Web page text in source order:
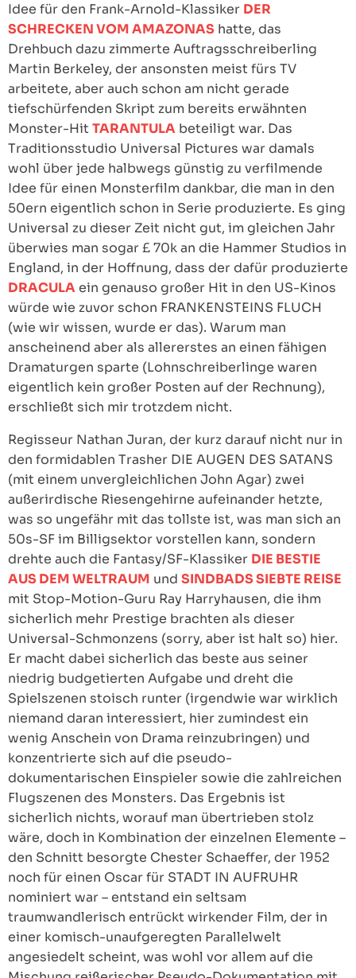
Idee für den Frank-Arnold-Klassiker DER
SCHRECKEN VOM AMAZONAS hatte, das
Drehbuch dazu zimmerte Auftragsschreiberling
Martin Berkeley, der ansonsten meist fürs TV
arbeitete, aber auch schon am nicht gerade
tiefschürfenden Skript zum bereits erwähnten
Monster-Hit TARANTULA beteiligt war. Das
Traditionsstudio Universal Pictures war damals
wohl über jede halbwegs günstig zu verfilmende
Idee für einen Monsterfilm dankbar, die man in den
50ern eigentlich schon in Serie produzierte. Es ging
Universal zu dieser Zeit nicht gut, im gleichen Jahr
überwies man sogar £ 70k an die Hammer Studios in
England, in der Hoffnung, dass der dafür produzierte
DRACULAein genauso großer Hit in den US-Kinos
würde wie zuvor schon FRANKENSTEINS FLUCH
(wie wir wissen, wurde er das). Warum man
anscheinend aber als allererstes an einen fähigen
Dramaturgen sparte (Lohnschreiberlinge waren
eigentlich kein großer Posten auf der Rechnung),
erschließt sich mir trotzdem nicht.
Regisseur Nathan Juran, der kurz darauf nicht nur in
den formidablen Trasher DIE AUGEN DES SATANS
(mit einem unvergleichlichen John Agar) zwei
außerirdische Riesengehirne aufeinander hetzte,
was so ungefähr mit das tollste ist, was man sich an
50s-SF im Billigsektor vorstellen kann, sondern
drehte auch die Fantasy/SF-Klassiker DIE BESTIE
AUS DEM WELTRAUM und SINDBADS SIEBTE REISE
mit Stop-Motion-Guru Ray Harryhausen, die ihm
sicherlich mehr Prestige brachten als dieser
Universal-Schmonzens (sorry, aber ist halt so) hier.
Er macht dabei sicherlich das beste aus seiner
niedrig budgetierten Aufgabe und dreht die
Spielszenen stoisch runter (irgendwie war wirklich
niemand daran interessiert, hier zumindest ein
wenig Anschein von Drama reinzubringen) und
konzentrierte sich auf die pseudo-
dokumentarischen Einspieler sowie die zahlreichen
Flugszenen des Monsters. Das Ergebnis ist
sicherlich nichts, worauf man übertrieben stolz
wäre, doch in Kombination der einzelnen Elemente –
den Schnitt besorgte Chester Schaeffer, der 1952
noch für einen Oscar für STADT IN AUFRUHR
nominiert war – entstand ein seltsam
traumwandlerisch entrückt wirkender Film, der in
einer komisch-unaufgeregten Parallelwelt
angesiedelt scheint, was wohl vor allem auf die